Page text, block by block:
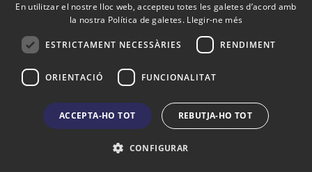
Eficiència Energètica
Ofertes Solucions Blog
Outlet
Cairó. Av. Salou, 55 AD500 Andorra la Vella Principat d'Andorra
(376) 879 079
CATALAN
En utilitzar el nostre lloc web, accepteu totes les galetes d’acord amb
la nostra Política de galetes. Llegir-ne més
ESTRICTAMENT NECESSÀRIES RENDIMENT
ORIENTACIÓ FUNCIONALITAT
ACCEPTA-HO TOT REBUTJA-HO TOT
CONFIGURAR